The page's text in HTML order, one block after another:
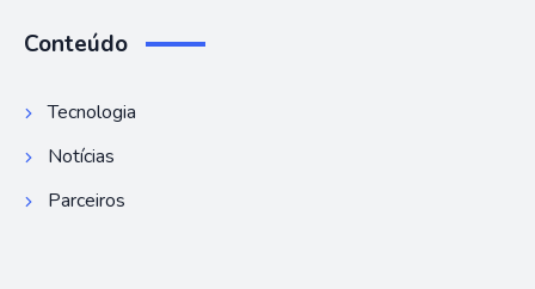
Conteúdo
Tecnologia
Notícias
Parceiros